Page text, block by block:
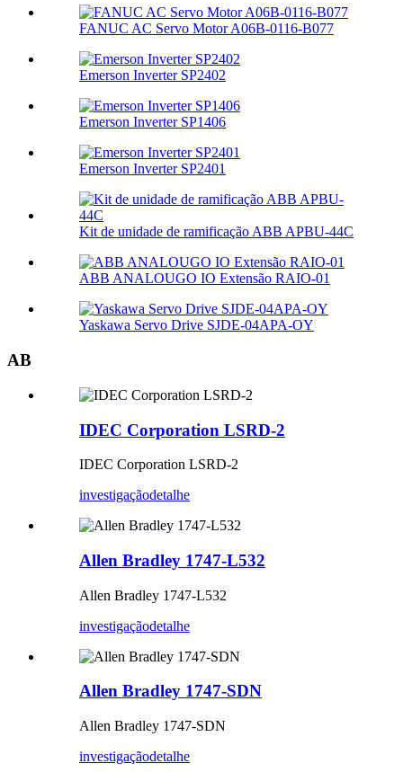
FANUC AC Servo Motor A06B-0116-B077
Emerson Inverter SP2402
Emerson Inverter SP1406
Emerson Inverter SP2401
Kit de unidade de ramificação ABB APBU-44C
ABB ANALOUGO IO Extensão RAIO-01
Yaskawa Servo Drive SJDE-04APA-OY
AB
IDEC Corporation LSRD-2
IDEC Corporation LSRD-2
investigaçãodetalhe
Allen Bradley 1747-L532
Allen Bradley 1747-L532
investigaçãodetalhe
Allen Bradley 1747-SDN
Allen Bradley 1747-SDN
investigaçãodetalhe